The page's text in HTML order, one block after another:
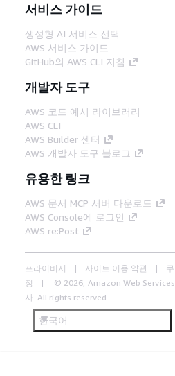
서비스 가이드
생성형 AI 서비스 선택
AWS 서비스 가이드
GitHub의 AWS CLI 지침
개발자 도구
AWS 코드 예시 라이브러리
AWS CLI
AWS Builder 센터
AWS 개발자 도구 블로그
유용한 링크
AWS 문서 MCP 서버 다운로드
AWS Console에 로그인
AWS re:Post
프라이버시 사이트 이용 약관
정
© 2026, Amazon Web
사. All rights reserved.
한국어